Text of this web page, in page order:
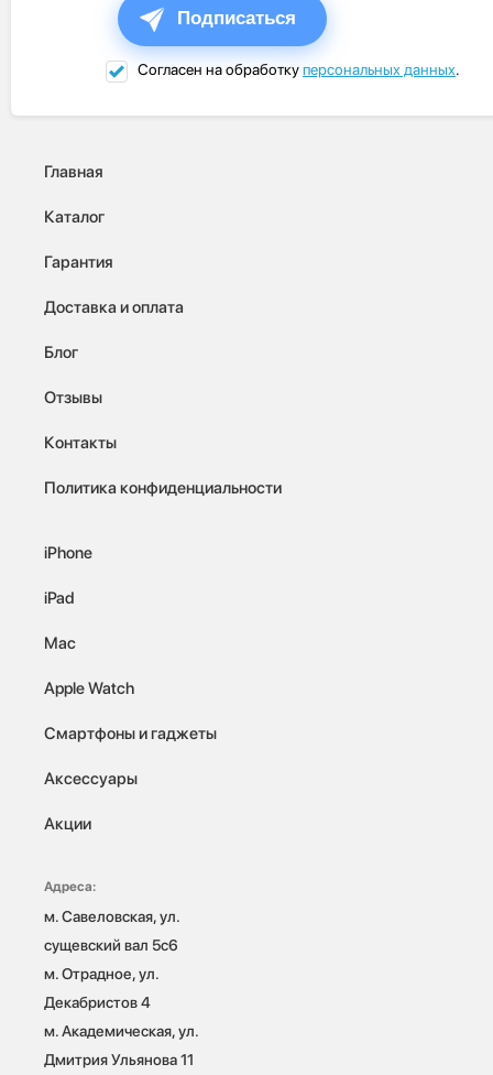
Подписаться
Согласен на обработкуперсональных данных.
Главная
Каталог
Гарантия
Доставка и оплата
Блог
Отзывы
Контакты
Политика конфиденциальности
iPhone
iPad
Mac
Apple Watch
Смартфоны и гаджеты
Аксессуары
Акции
Адреса:
м. Савеловская, ул.
сущевский вал 5с6
м. Отрадное, ул.
Декабристов 4
м. Академическая, ул.
Дмитрия Ульянова 11